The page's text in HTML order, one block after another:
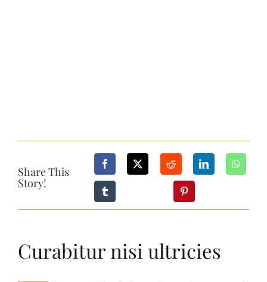
Share This
Story!
Curabitur nisi ultricies